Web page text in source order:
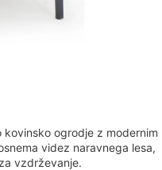
ogrodje z modernim
videz naravnega lesa,
vzdrževanje.